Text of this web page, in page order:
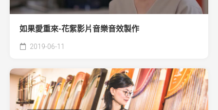
如果愛重來-花絮影片音樂音效製作
2019-06-11